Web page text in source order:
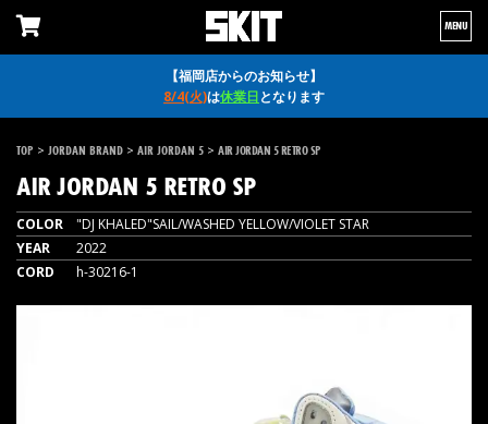
【福岡店からのお知らせ】
8/4(火)は休業日となります
MENU
TOP > JORDAN BRAND > AIR JORDAN 5 > AIR JORDAN 5 RETRO SP
AIR JORDAN 5 RETRO SP
COLOR
"DJ KHALED"SAIL/WASHED YELLOW/VIOLET STAR
YEAR
2022
CORD
h-30216-1